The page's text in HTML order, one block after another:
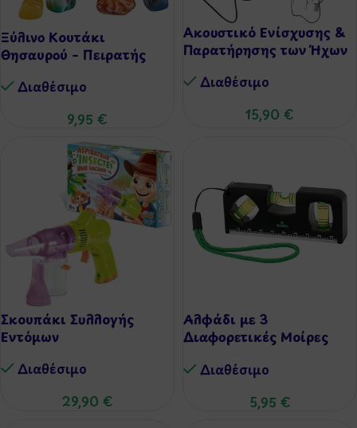
Ξύλινο Κουτάκι
Θησαυρού – Πειρατής
Διαθέσιμo
9,95 €
Ακουστικό Ενίσχυσης &
Παρατήρησης των Ήχων
Διαθέσιμo
15,90 €
Σκουπάκι Συλλογής
Εντόμων
Διαθέσιμo
29,90 €
Αλφάδι με 3
Διαφορετικές Μοίρες
Διαθέσιμo
5,95 €